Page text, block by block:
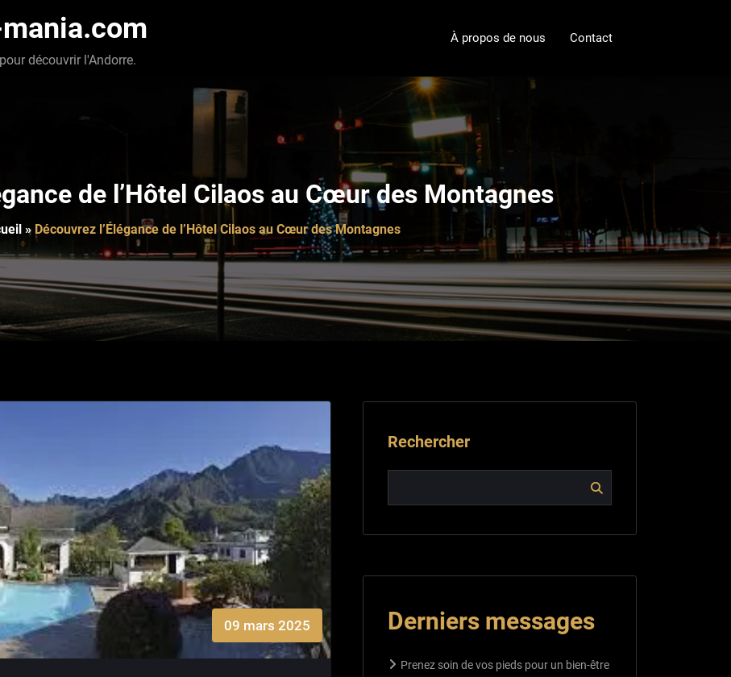
découvrir l'Andorre.
À propos de nous Contact
de l’Hôtel Cilaos au Cœur des Montagnes
» Découvrez l’Élégance de l’Hôtel Cilaos au Cœur des Montagnes
09 mars 2025
Rechercher
Derniers messages
Prenez soin de vos pieds pour un bien-être